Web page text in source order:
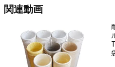
関連動画